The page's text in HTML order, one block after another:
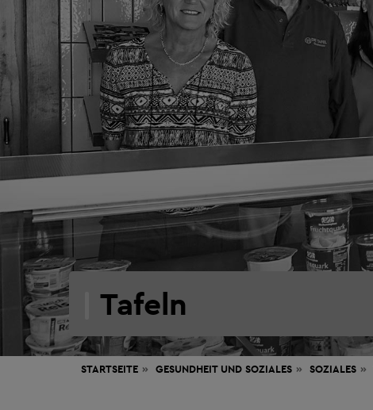
Tafeln
STARTSEITE GESUNDHEIT UND SOZIALES SOZIALES